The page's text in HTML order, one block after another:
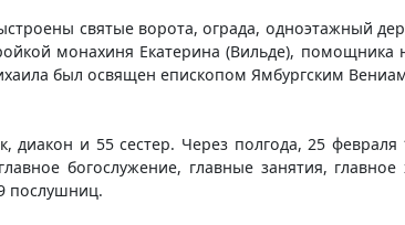
святые ворота, ограда, одноэтажный
монахиня Екатерина (Вильде), помощника
был освящен епископом Ямбургским
диакон и 55 сестер. Через полгода, 25
богослужение, главные занятия,
послушниц.